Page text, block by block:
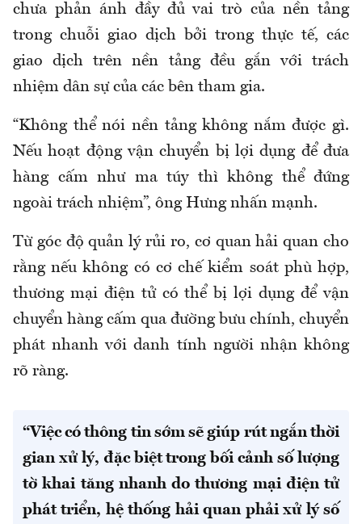
chưa phản ánh đầy đủ vai trò của nền tảng
trong chuỗi giao dịch bởi trong thực tế, các
giao dịch trên nền tảng đều gắn với trách
nhiệm dân sự của các bên tham gia.
“Không thể nói nền tảng không nắm được gì.
Nếu hoạt động vận chuyển bị lợi dụng để đưa
hàng cấm như ma túy thì không thể đứng
ngoài trách nhiệm”, ông Hưng nhấn mạnh.
Từ góc độ quản lý rủi ro, cơ quan hải quan cho
rằng nếu không có cơ chế kiểm soát phù hợp,
thương mại điện tử có thể bị lợi dụng để vận
chuyển hàng cấm qua đường bưu chính, chuyển
phát nhanh với danh tính người nhận không
rõ ràng.
“Việc có thông tin sớm sẽ giúp rút ngắn thời
gian xử lý, đặc biệt trong bối cảnh số lượng
tờ khai tăng nhanh do thương mại điện tử
phát triển, hệ thống hải quan phải xử lý số